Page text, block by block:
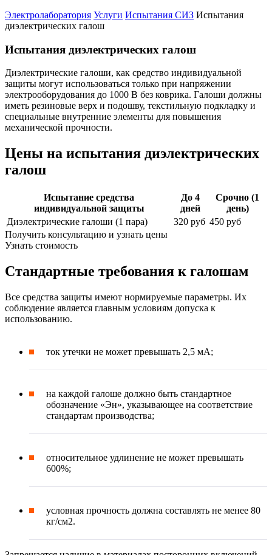
Электролаборатория Услуги Испытания СИЗ Испытания
диэлектрических галош
Испытания диэлектрических галош
Диэлектрические галоши, как средство индивидуальной
защиты могут использоваться только при напряжении
электрооборудования до 1000 В без коврика. Галоши должны
иметь резиновые верх и подошву, текстильную подкладку и
специальные внутренние элементы для повышения
механической прочности.
Цены на испытания диэлектрических
галош
Испытание средства
индивидуальной защиты
До 4
дней
Срочно (1
день)
Диэлектрические галоши (1 пара)
320 руб 450 руб
Получить консультацию и узнать цены
Узнать стоимость
Стандартные требования к галошам
Все средства защиты имеют нормируемые параметры. Их
соблюдение является главным условиям допуска к
использованию.
ток утечки не может превышать 2,5 мА;
на каждой галоше должно быть стандартное
обозначение «Эн», указывающее на соответствие
стандартам производства;
относительное удлинение не может превышать
600%;
условная прочность должна составлять не менее 80
кг/см2.